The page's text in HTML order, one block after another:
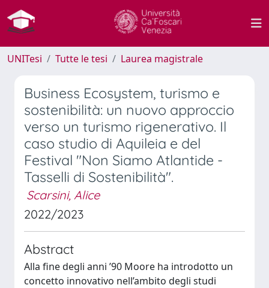
UNITesi Tutte le tesi Laurea magistrale
Business Ecosystem, turismo e
sostenibilità: un nuovo approccio
verso un turismo rigenerativo. Il
caso studio di Aquileia e del
Festival "Non Siamo Atlantide -
Tasselli di Sostenibilità".
Scarsini, Alice
2022/2023
Abstract
Alla fine degli anni ’90 Moore ha introdotto un
concetto innovativo nell’ambito degli studi